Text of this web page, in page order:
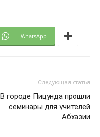
WhatsApp
Следующая статья
В городе Пицунда прошли
семинары для учителей
Абхазии